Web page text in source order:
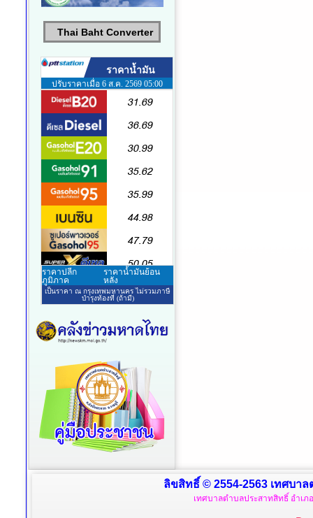
Thai Baht Converter
ลิขสิทธิ์ © 2554-2563 เทศบา
เทศบาลตำบลประสาทสิทธิ์ อำเภ